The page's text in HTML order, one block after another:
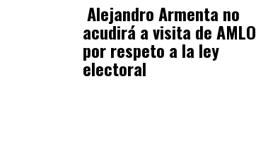
Alejandro Armenta no
acudirá a visita de AMLO
por respeto a la ley
electoral